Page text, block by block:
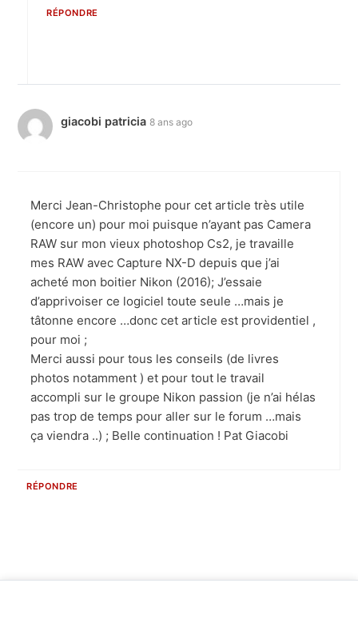
RÉPONDRE
giacobi patricia 8 ans ago
Merci Jean-Christophe pour cet article très utile
(encore un) pour moi puisque n’ayant pas Camera
RAW sur mon vieux photoshop Cs2, je travaille
mes RAW avec Capture NX-D depuis que j’ai
acheté mon boitier Nikon (2016); J’essaie
d’apprivoiser ce logiciel toute seule …mais je
tâtonne encore …donc cet article est providentiel ,
pour moi ;
Merci aussi pour tous les conseils (de livres
photos notamment ) et pour tout le travail
accompli sur le groupe Nikon passion (je n’ai hélas
pas trop de temps pour aller sur le forum …mais
ça viendra ..) ; Belle continuation ! Pat Giacobi
RÉPONDRE